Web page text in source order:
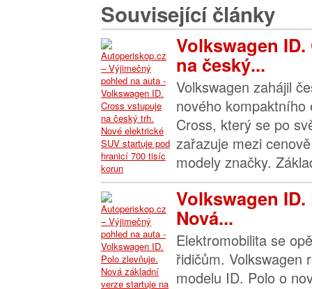
Související články
Volkswagen
na český...
Volkswagen zahájil
nového kompaktního
Cross, který se po
zařazuje mezi
modely značky.
Volkswagen
Nová...
Elektromobilita se
řidičům. Volkswagen
modelu ID. Polo o